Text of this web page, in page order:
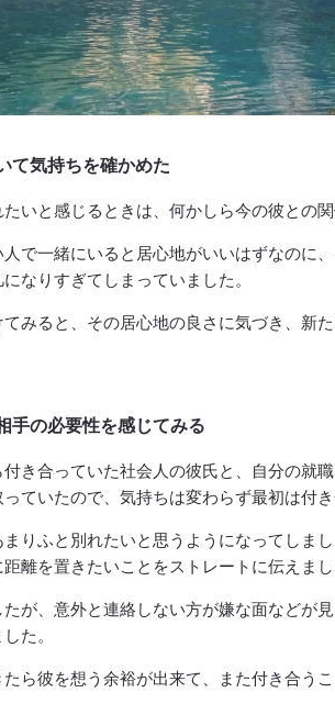
て気持ちを確かめた
いと感じるときは、何かしら今の彼との
で一緒にいると居心地がいいはずなのに
なりすぎてしまっていました。
みると、その居心地の良さに気づき、新
手の必要性を感じてみる
き合っていた社会人の彼氏と、自分の就
ていたので、気持ちは変わらず最初は付き
りふと別れたいと思うようになってしま
離を置きたいことをストレートに伝えまし
が、意外と連絡しない方が嫌な面などが
た。
ら彼を想う余裕が出来て、また付き合うこ